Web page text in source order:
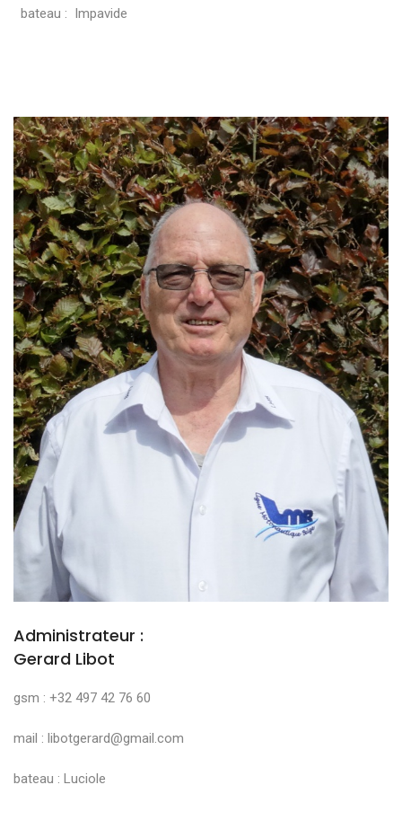
bateau : Impavide
Administrateur :
Gerard Libot
gsm : +32 497 42 76 60
mail : libotgerard@gmail.com
bateau : Luciole